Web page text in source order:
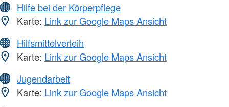
Hilfe bei der Körperpflege
Karte: Link zur Google Maps Ansicht
Hilfsmittelverleih
Karte: Link zur Google Maps Ansicht
Jugendarbeit
Karte: Link zur Google Maps Ansicht